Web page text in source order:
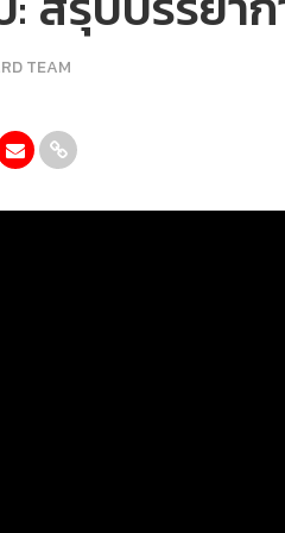
TEAM